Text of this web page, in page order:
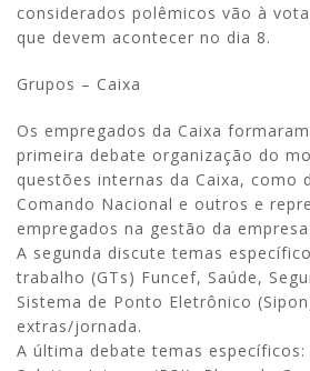
considerados polêmicos vão à
que devem acontecer no dia 8.
Grupos – Caixa
Os empregados da Caixa
primeira debate organização do
questões internas da Caixa, como
Comando Nacional e outros e
empregados na gestão da empresa.
A segunda discute temas
trabalho (GTs) Funcef, Saúde,
Sistema de Ponto Eletrônico
extras/jornada.
A última debate temas específicos: